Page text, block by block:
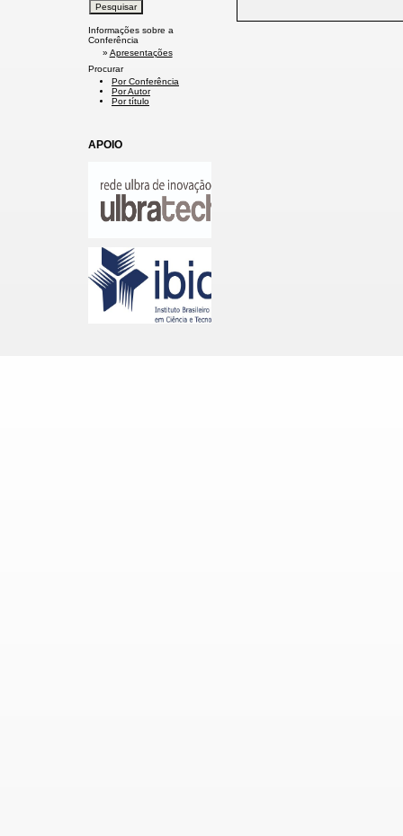
Informações sobre a
Conferência
» Apresentações
Procurar
Por Conferência
Por Autor
Por título
APOIO